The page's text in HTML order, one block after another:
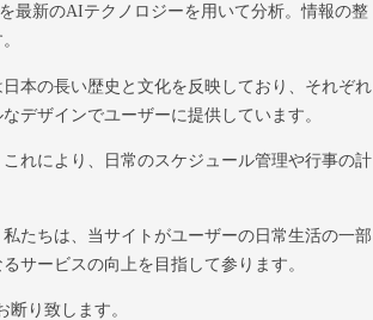
最新のAIテクノロジーを用いて分析。情報の整
本の長い歴史と文化を反映しており、それぞれ
デザインでユーザーに提供しています。
れにより、日常のスケジュール管理や行事の計
たちは、当サイトがユーザーの日常生活の一部
サービスの向上を目指して参ります。
り致します。